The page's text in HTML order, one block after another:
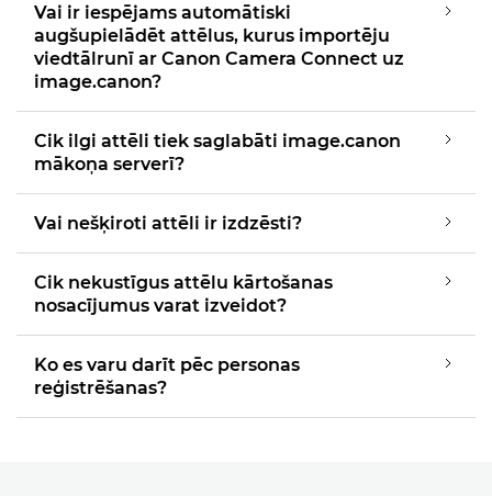
Vai ir iespējams automātiski
augšupielādēt attēlus, kurus importēju
viedtālrunī ar Canon Camera Connect uz
image.canon?
Cik ilgi attēli tiek saglabāti image.canon
mākoņa serverī?
Vai nešķiroti attēli ir izdzēsti?
Cik nekustīgus attēlu kārtošanas
nosacījumus varat izveidot?
Ko es varu darīt pēc personas
reģistrēšanas?